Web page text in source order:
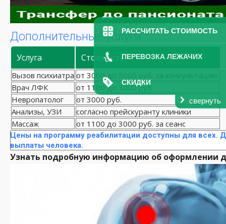
РАССЧИТАТЬ СТОИМОСТЬ
ПЕРЕВОЗКА ЛЕЖАЧИХ
СКИДКИ
свернуть
Дополнительные услуги
Услуга Стоимость
Вызов психиатра от 3000 до 5000 руб. за консультацию.
Врач ЛФК
от 1100 до 3000 руб.
Невропатолог
от 3000 руб.
Анализы, УЗИ
согласно прейскуранту клиники
Массаж
от 1100 до 3000 руб. за сеанс
Цены на программу реабилитации доступны для всех.
выплаты человека.
Узнать подробную информацию об оформлении